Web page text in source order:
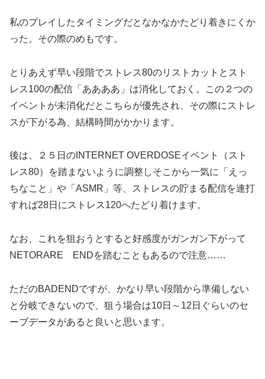
私のプレイしたタイミングだとなかなかたどり着きにくか
った。その際のめもです。
とりあえず早い段階でストレス80のリストカットとスト
レス100の配信「ああああ」は消化しておく。この２つの
イベントが未消化だとこちらが優先され、その際にストレ
スが下がる為、結構時間がかかります。
後は、２５日のINTERNET OVERDOSEイベント（スト
レス80）を踏まないように調整しそこから一気に「えっ
ちなこと」や「ASMR」等、ストレスの貯まる配信を連打
すれば28日にストレス120へたどり着けます。
なお、これを狙おうとすると好感度がガンガン下がって
NETORARE ENDを踏むこともあるので注意……
ただのBADENDですが、かなり早い段階から準備しない
と分岐できないので、狙う場合は10日～12日ぐらいのセ
ーブデータがあると良いと思います。